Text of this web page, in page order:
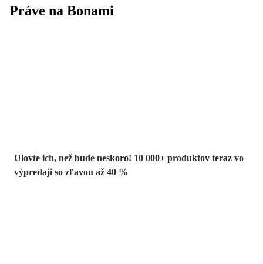
Práve na Bonami
Ulovte ich, než bude neskoro! 10 000+ produktov teraz vo
výpredaji so zľavou až 40 %